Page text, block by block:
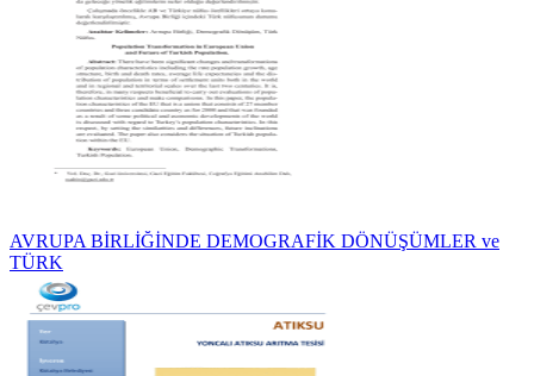
AVRUPA BİRLİĞİNDE DEMOGRAFİK DÖNÜŞÜMLER ve
TÜRK